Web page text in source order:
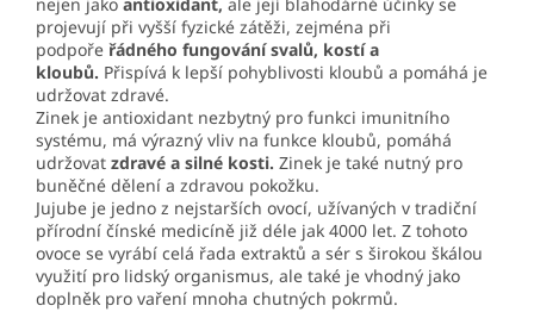
projevují při vyšší fyzické zátěži, zejména při
podpoře řádného fungování svalů, kostí a
kloubů. Přispívá k lepší pohyblivosti kloubů a pomáhá je
udržovat zdravé.
Zinek je antioxidant nezbytný pro funkci imunitního
systému, má výrazný vliv na funkce kloubů, pomáhá
udržovat zdravé a silné kosti. Zinek je také nutný pro
buněčné dělení a zdravou pokožku.
Jujube je jedno z nejstarších ovocí, užívaných v tradiční
přírodní čínské medicíně již déle jak 4000 let. Z tohoto
ovoce se vyrábí celá řada extraktů a sér s širokou škálou
využití pro lidský organismus, ale také je vhodný jako
doplněk pro vaření mnoha chutných pokrmů.